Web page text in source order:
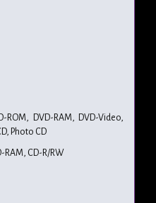
ROM, DVD-RAM, DVD-Video,
Photo CD
RAM, CD-R/RW